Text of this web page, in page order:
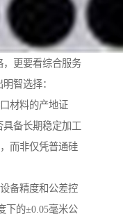
，更要看综合服务
智选择：
材料的产地证
备长期稳定加工
而非仅凭普通硅
备精度和公差控
下的±0.05毫米公